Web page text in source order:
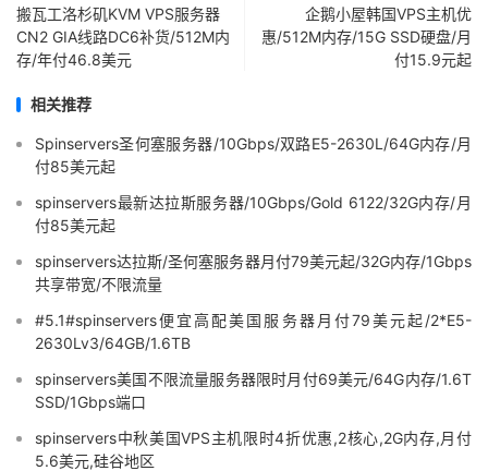
搬瓦工洛杉矶KVM VPS服务器
CN2 GIA线路DC6补货/512M内
存/年付46.8美元
企鹅小屋韩国VPS主机优
惠/512M内存/15G SSD硬盘/月
付15.9元起
相关推荐
Spinservers圣何塞服务器/10Gbps/双路E5-2630L/64G内存/月
付85美元起
spinservers最新达拉斯服务器/10Gbps/Gold 6122/32G内存/月
付85美元起
spinservers达拉斯/圣何塞服务器月付79美元起/32G内存/1Gbps
共享带宽/不限流量
#5.1#spinservers便宜高配美国服务器月付79美元起/2*E5-
2630Lv3/64GB/1.6TB
spinservers美国不限流量服务器限时月付69美元/64G内存/1.6T
SSD/1Gbps端口
spinservers中秋美国VPS主机限时4折优惠,2核心,2G内存,月付
5.6美元,硅谷地区